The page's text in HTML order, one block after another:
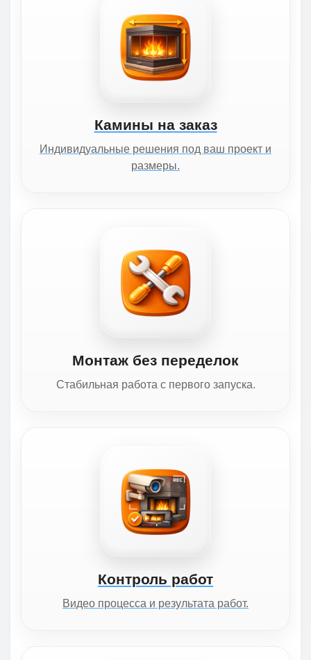
Камины на заказ
Индивидуальные решения под ваш проект и
размеры.
Монтаж без переделок
Стабильная работа с первого запуска.
Контроль работ
Видео процесса и результата работ.